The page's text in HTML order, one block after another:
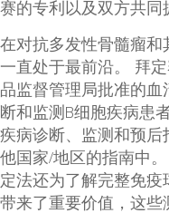
赛的专利以及双方共同
在对抗多发性骨髓瘤和
一直处于最前沿。 拜定
品监督管理局批准的
断和监测B细胞疾病患
疾病诊断、监测和预
他国家/地区的指南中
定法还为了解完整免
带来了重要价值，这